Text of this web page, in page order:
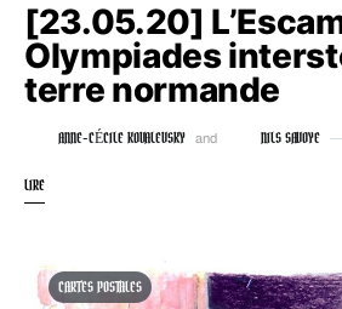
[23.05.20]
Olympiades
terre normande
ANNE-CÉCILE KOVALEVSKY and NILS SAVOYE
LIRE
CARTES POSTALES